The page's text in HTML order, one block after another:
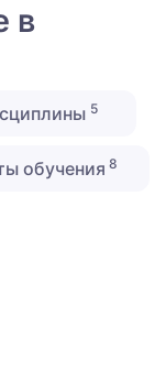
в
5
обучения 8